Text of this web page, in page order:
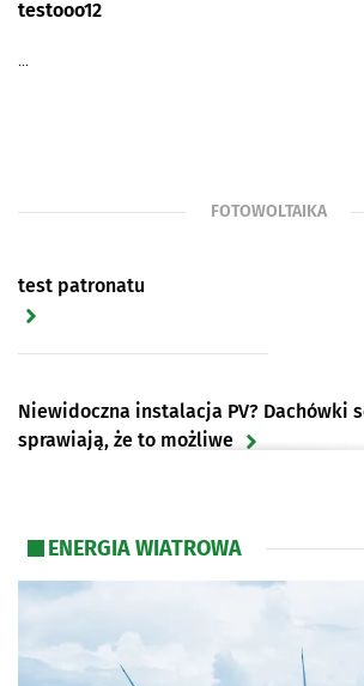
testooo12
...
FOTOWOLTAIKA
test patronatu
Niewidoczna instalacja PV? Dachówki
sprawiają, że to możliwe
projektów z wydanym pozwoleniem
Fotowoltaika w bloku mieszkalnym.
musisz wiedzieć
ENERGIA WIATROWA